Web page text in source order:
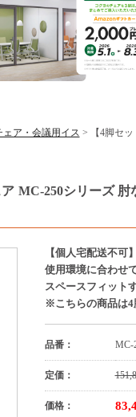
ェア・会議用イス > 【4脚セ
MC-250シリーズ
【個人宅配送不可
使用環境に合わせ
スペースフィット
※こちらの商品は4
品番： MC-
定価：
価格：